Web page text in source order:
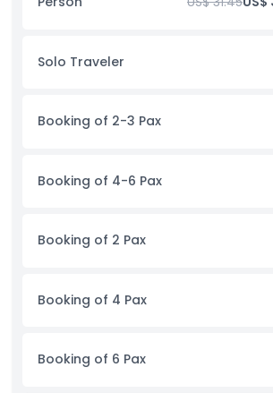
개인 맞춤 서비스를 제공합니다. 전망대에서
로드 여행을 위해 오늘 발리 쿼드 바이크 및 동
하이라이트
포함 사항
Solo Traveler
Booking of 2-3 Pax
Booking of 4-6 Pax
Booking of 2 Pax
Booking of 4 Pax
Booking of 6 Pax